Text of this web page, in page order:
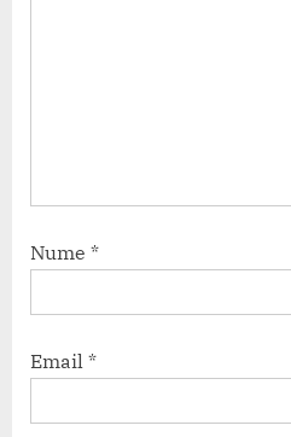
Nume *
Email *